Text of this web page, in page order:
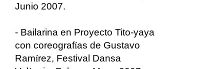
Junio 2007.
- Bailarina en Proyecto Tito-yaya
con coreografías de Gustavo
Ramírez, Festival Dansa